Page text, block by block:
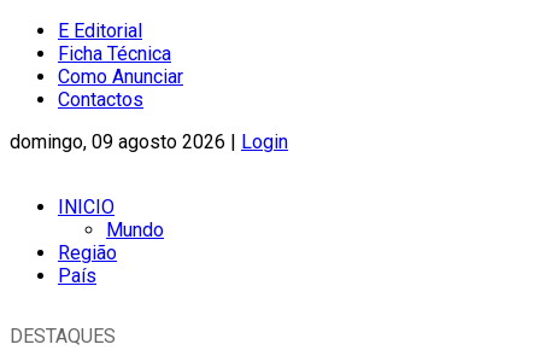
E Editorial
Ficha Técnica
Como Anunciar
Contactos
domingo, 09 agosto 2026 | Login
INICIO
Mundo
Região
País
DESTAQUES